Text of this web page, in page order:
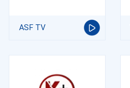
ASF TV